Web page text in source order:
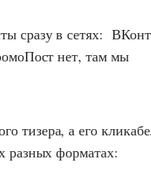
сразу в сетях:
нет, там мы
тизера, а его
разных форматах: